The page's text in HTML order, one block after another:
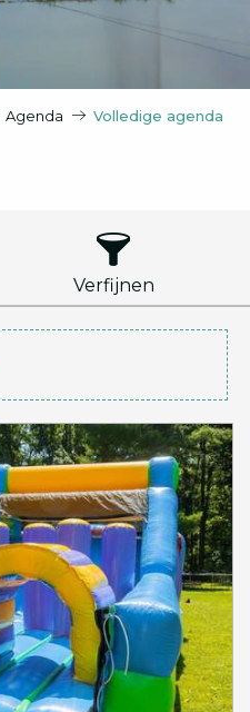
Agenda Volledige agenda
Verfijnen